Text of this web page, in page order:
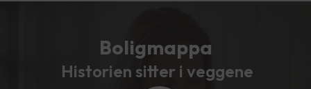
Boligmappa
Historien sitter i veggene